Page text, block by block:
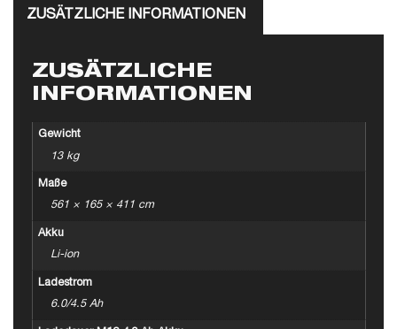
ZUSÄTZLICHE INFORMATIONEN
ZUSÄTZLICHE
INFORMATIONEN
Gewicht
13 kg
Maße
561 × 165 × 411 cm
Akku
Li-ion
Ladestrom
6.0/4.5 Ah